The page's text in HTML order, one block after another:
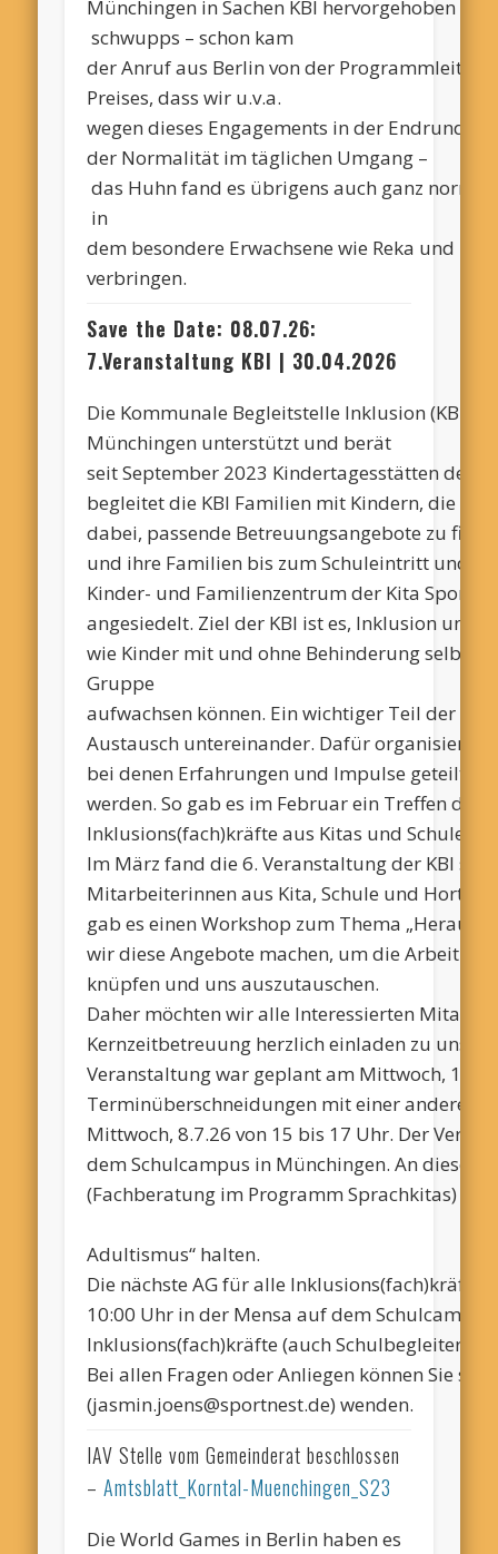
Münchingen in Sachen KBI hervorgehoben –
schwupps – schon kam
der Anruf aus Berlin von der
Preises, dass wir u.v.a.
wegen dieses Engagements in der Endrunde
der Normalität im täglichen Umgang –
das Huhn fand es übrigens auch ganz normal
in
dem besondere Erwachsene wie Reka und
verbringen.
Save the Date: 08.07.26:
7.Veranstaltung KBI | 30.04.2026
Die Kommunale Begleitstelle Inklusion (KBI)
Münchingen unterstützt und berät
seit September 2023 Kindertagesstätten der
begleitet die KBI Familien mit Kindern, die
dabei, passende Betreuungsangebote zu
und ihre Familien bis zum Schuleintritt und
Kinder- und Familienzentrum der Kita
angesiedelt. Ziel der KBI ist es, Inklusion und
wie Kinder mit und ohne Behinderung
Gruppe
aufwachsen können. Ein wichtiger Teil der
Austausch untereinander. Dafür organisiert
bei denen Erfahrungen und Impulse geteilt ,
werden.So gab es im Februar ein Treffen der
Inklusions(fach)kräfte aus Kitas und Schulen
Im März fand die 6. Veranstaltung der KBI
Mitarbeiterinnen aus Kita, Schule und Hort-
gab es einen Workshop zum Thema
wir diese Angebote machen, um die Arbeit in
knüpfen und uns auszutauschen.
Daher möchten wir alle Interessierten
Kernzeitbetreuung herzlich einladen zu
Veranstaltung war geplant am Mittwoch,
Terminüberschneidungen mit einer anderen
Mittwoch, 8.7.26 von 15 bis 17 Uhr. Der
dem Schulcampus in Münchingen. An
(Fachberatung im ProgrammSprachkitas)
Adultismus“ halten.
Die nächsteAG für alle Inklusions(fach)kräfte
10:00 Uhr in der Mensa auf dem
Inklusions(fach)kräfte (auch Schulbegleiter)
Bei allen Fragen oder Anliegen können Sie
(jasmin.joens@sportnest.de) wenden.
IAV Stelle vom Gemeinderat beschlossen
–Amtsblatt_Korntal-Muenchingen_S23
Die World Games in Berlin haben es